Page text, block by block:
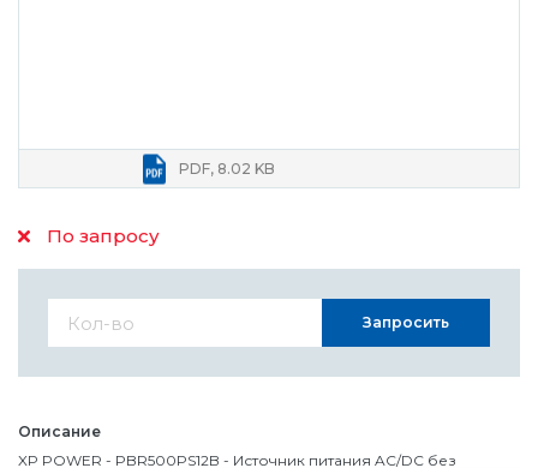
По запросу
PDF, 8.02 KB
Описание
XP POWER - PBR500PS12B - Источник питания AC/DC без
Запросить